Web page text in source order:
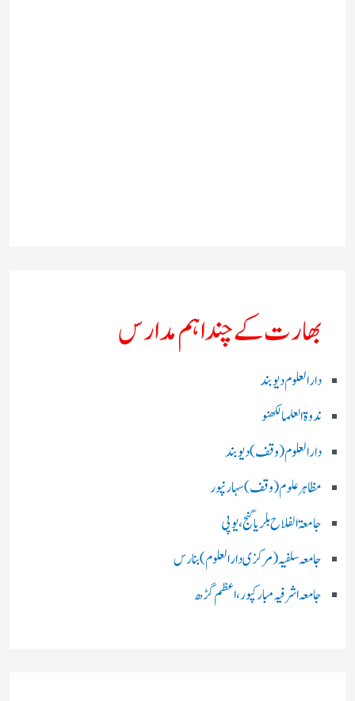
بھارت کے چند اہم مدارس
دارالعلوم دیوبند
ندوۃالعلما لکھنو
دارالعلوم (وقف)دیوبند
مظاہرعلوم (وقف)سہارنپور
جامعۃ الفلاح بلریاگنج،یوپی
جامعہ سلفیہ(مرکزی دارالعلوم )بنارس
جامعہ اشرفیہ مبارکپور،اعظم گڑھ